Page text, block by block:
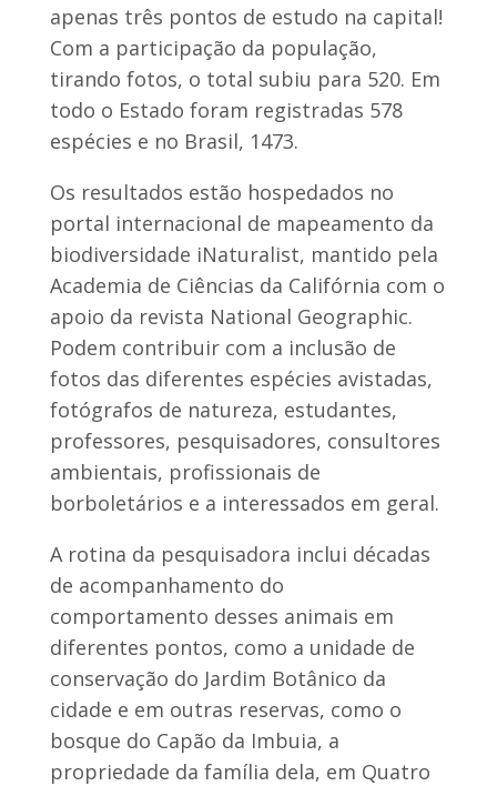
apenas três pontos de estudo na capital!
Com a participação da população,
tirando fotos, o total subiu para 520. Em
todo o Estado foram registradas 578
espécies e no Brasil, 1473.
Os resultados estão hospedados no
portal internacional de mapeamento da
biodiversidade iNaturalist, mantido pela
Academia de Ciências da Califórnia com o
apoio da revista National Geographic.
Podem contribuir com a inclusão de
fotos das diferentes espécies avistadas,
fotógrafos de natureza, estudantes,
professores, pesquisadores, consultores
ambientais, profissionais de
borboletários e a interessados em geral.
A rotina da pesquisadora inclui décadas
de acompanhamento do
comportamento desses animais em
diferentes pontos, como a unidade de
conservação do Jardim Botânico da
cidade e em outras reservas, como o
bosque do Capão da Imbuia, a
propriedade da família dela, em Quatro